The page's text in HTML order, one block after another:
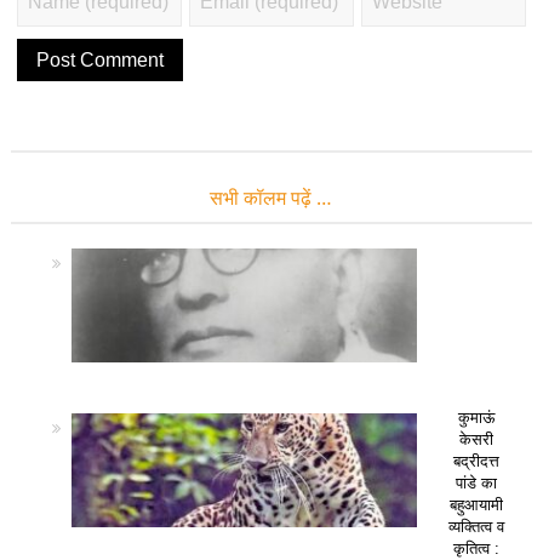
सभी कॉलम पढ़ें …
कुमाऊं
केसरी
बद्रीदत्त
पांडे का
बहुआयामी
व्यक्तित्व व
कृतित्व :